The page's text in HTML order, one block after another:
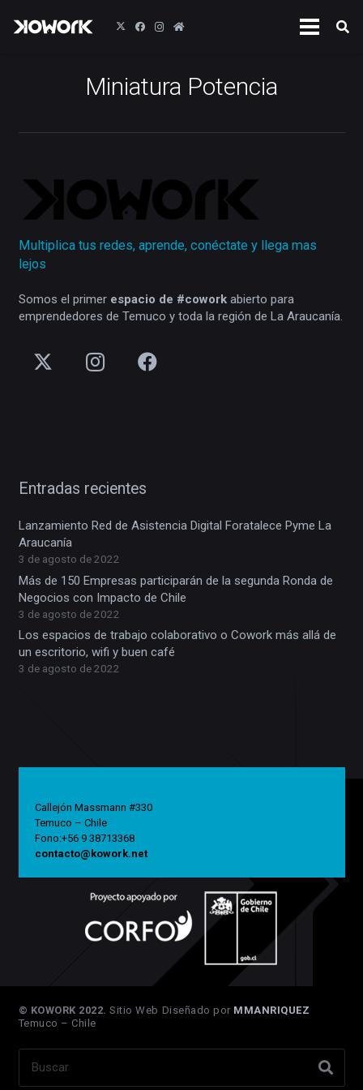
Miniatura Potencia
Multiplica tus redes, aprende, conéctate y llega mas
lejos
Somos el primer espacio de #coworkabierto para
emprendedores de Temuco y toda la región de La Araucanía.
Entradas recientes
Lanzamiento Red de Asistencia Digital Foratalece Pyme La
Araucanía
3 de agosto de 2022
Más de 150 Empresas participarán de la segunda Ronda de
Negocios con Impacto de Chile
3 de agosto de 2022
Los espacios de trabajo colaborativo o Cowork más allá de
un escritorio, wifi y buen café
3 de agosto de 2022
Callejón Massmann #330
Temuco – Chile
Fono:+56 9 38713368
contacto@kowork.net
© KOWORK 2022. Sitio Web Diseñado por MMANRIQUEZ
Temuco – Chile